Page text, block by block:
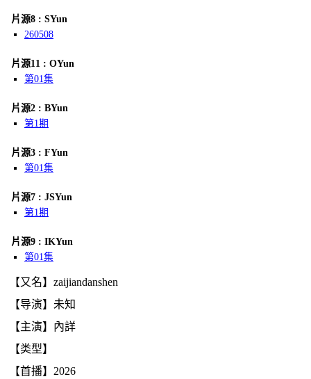
片源8 : SYun
260508
片源11 : OYun
第01集
片源2 : BYun
第1期
片源3 : FYun
第01集
片源7 : JSYun
第1期
片源9 : IKYun
第01集
【又名】zaijiandanshen
【导演】未知
【主演】內詳
【类型】
【首播】2026